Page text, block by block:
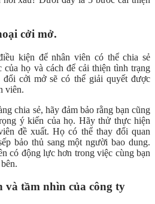
cởi mở.
kiện để nhân viên có thể chia sẻ
họ và cách để cải thiện tình trạng
cởi mở sẽ có thể giải quyết được
viên.
chia sẻ, hãy đảm bảo rằng bạn cũng
ý kiến của họ. Hãy thử thực hiện
đề xuất. Họ có thể thay đổi quan
bảo thủ sang một người bao dung.
có động lực hơn trong việc cùng bạn
và tầm nhìn của công ty